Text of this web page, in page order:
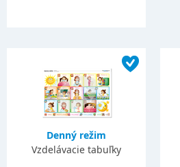
Denný režim
Vzdelávacie tabuľky